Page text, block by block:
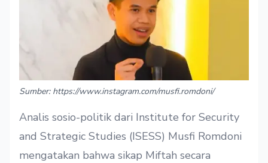
Sumber: https://www.instagram.com/musfi.romdoni/
Analis sosio-politik dari Institute for Security
and Strategic Studies (ISESS) Musfi Romdoni
mengatakan bahwa sikap Miftah secara